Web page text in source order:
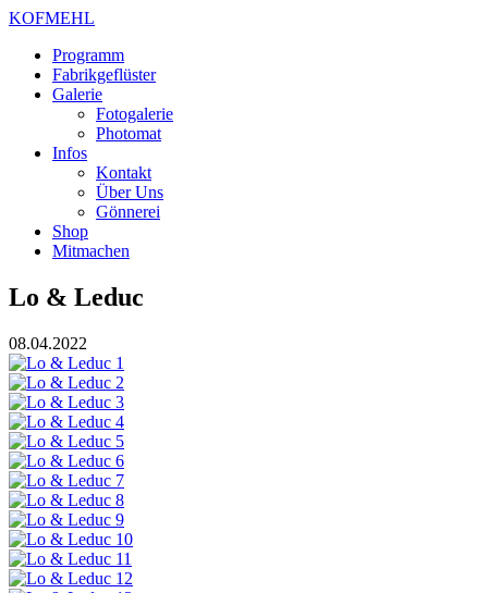
KOFMEHL
Programm
Fabrikgeflüster
Galerie
Fotogalerie
Photomat
Infos
Kontakt
Über Uns
Gönnerei
Shop
Mitmachen
Lo & Leduc
08.04.2022